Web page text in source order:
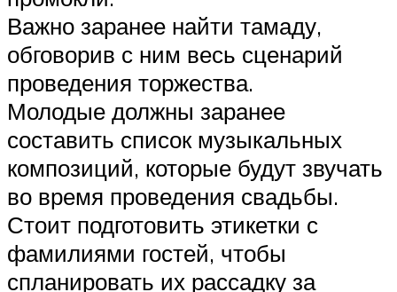
Важно заранее найти тамаду,
обговорив с ним весь сценарий
проведения торжества.
Молодые должны заранее
составить список музыкальных
композиций, которые будут звучать
во время проведения свадьбы.
Стоит подготовить этикетки с
фамилиями гостей, чтобы
спланировать их рассадку за